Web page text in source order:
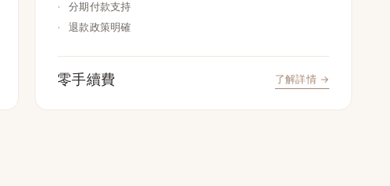
·
分期付款支持
·
退款政策明確
零手續費 了解詳情 →